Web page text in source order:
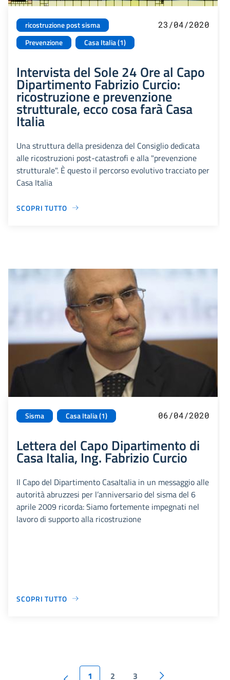
ricostruzione post sisma
Prevenzione
Casa Italia (1)
23/04/2020
Intervista del Sole 24 Ore al Capo
Dipartimento Fabrizio Curcio:
ricostruzione e prevenzione
strutturale, ecco cosa farà Casa
Italia
Una struttura della presidenza del Consiglio dedicata
alle ricostruzioni post-catastrofi e alla "prevenzione
strutturale". È questo il percorso evolutivo tracciato per
Casa Italia
SCOPRI TUTTO
Sisma Casa Italia (1) 06/04/2020
Lettera del Capo Dipartimento di
Casa Italia, Ing. Fabrizio Curcio
Il Capo del Dipartimento CasaItalia in un messaggio alle
autorità abruzzesi per l’anniversario del sisma del 6
aprile 2009 ricorda: Siamo fortemente impegnati nel
lavoro di supporto alla ricostruzione
SCOPRI TUTTO
1 2 3